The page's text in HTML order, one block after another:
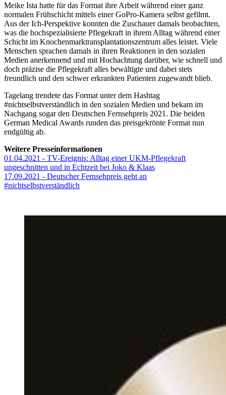
Meike Ista hatte für das Format ihre Arbeit während einer ganz
normalen Frühschicht mittels einer GoPro-Kamera selbst gefilmt.
Aus der Ich-Perspektive konnten die Zuschauer damals beobachten,
was die hochspezialisierte Pflegekraft in ihrem Alltag während einer
Schicht im Knochenmarktransplantationszentrum alles leistet. Viele
Menschen sprachen damals in ihren Reaktionen in den sozialen
Medien anerkennend und mit Hochachtung darüber, wie schnell und
doch präzise die Pflegekraft alles bewältigte und dabei stets
freundlich und den schwer erkrankten Patienten zugewandt blieb.
Tagelang trendete das Format unter dem Hashtag
#nichtselbstverständlich in den sozialen Medien und bekam im
Nachgang sogar den Deutschen Fernsehpreis 2021. Die beiden
German Medical Awards runden das preisgekrönte Format nun
endgültig ab.
Weitere Presseinformationen
01.04.2021 - TV-Ereignis: Alltag einer UKM-Pflegekraft
ungeschnitten und in Echtzeit bei Joko & Klaas
17.09.2021 - Deutscher Fernsehpreis geht an
#nichtselbstverständlich